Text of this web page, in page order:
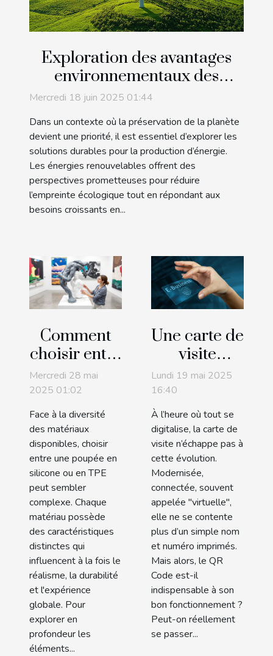
Exploration des avantages
environnementaux des
énergies renouvelables
Mercredi 18 juin 2025 01:44
Dans un contexte où la préservation de la planète
devient une priorité, il est essentiel d’explorer les
solutions durables pour la production d’énergie.
Les énergies renouvelables offrent des
perspectives prometteuses pour réduire
l’empreinte écologique tout en répondant aux
besoins croissants en...
Comment
choisir entre
une poupée
en silicone
et une en
TPE ?
Mercredi 28 mai
2025 01:02
Face à la diversité
des matériaux
disponibles, choisir
entre une poupée en
silicone ou en TPE
peut sembler
complexe. Chaque
matériau possède
des caractéristiques
distinctes qui
influencent à la fois le
réalisme, la durabilité
et l'expérience
globale. Pour
explorer en
profondeur les
éléments...
Une carte de
visite
virtuelle
peut-elle
marcher
sans QR
Code ?
Lundi 19 mai 2025
16:40
À l’heure où tout se
digitalise, la carte de
visite n’échappe pas à
cette évolution.
Modernisée,
connectée, souvent
appelée "virtuelle",
elle ne se contente
plus d’un simple nom
et numéro imprimés.
Mais alors, le QR
Code est-il
indispensable à son
bon fonctionnement ?
Peut-on réellement
se passer...